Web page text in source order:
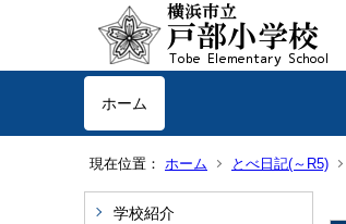
ホーム
現在位置： ホーム とべ日記(～R5)
学校紹介